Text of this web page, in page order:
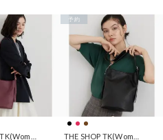
予約